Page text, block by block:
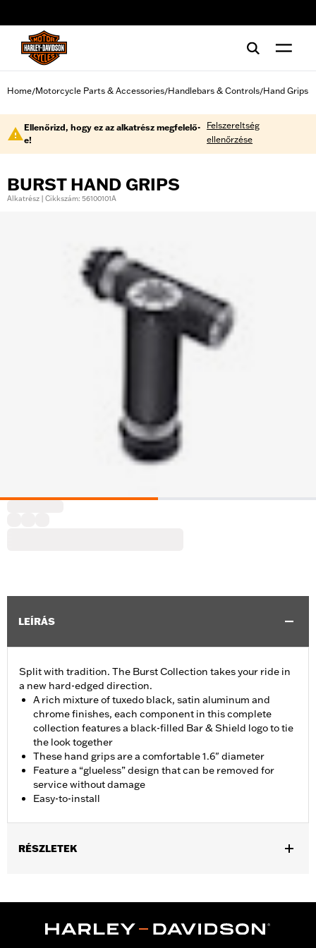
Home/Motorcycle Parts & Accessories/Handlebars & Controls/Hand Grips
Ellenőrizd, hogy ez az alkatrész megfelelő-
e!
Felszereltség
ellenőrzése
BURST HAND GRIPS
Alkatrész | Cikkszám: 56100101A
LEÍRÁS
Split with tradition. The Burst Collection takes your ride in
a new hard-edged direction.
A rich mixture of tuxedo black, satin aluminum and
chrome finishes, each component in this complete
collection features a black-filled Bar & Shield logo to tie
the look together
These hand grips are a comfortable 1.6" diameter
Feature a “glueless” design that can be removed for
service without damage
Easy-to-install
RÉSZLETEK
Installation Instructions